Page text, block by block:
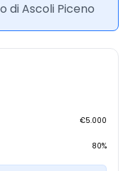
di Ascoli Piceno
€5.000
80%